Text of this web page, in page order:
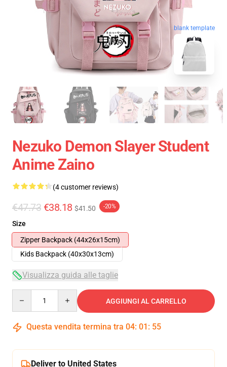
blank template
Nezuko Demon Slayer Student
Anime Zaino
(4 customer reviews)
€47.73 €38.18 $41.50 -20%
Size
Zipper Backpack (44x26x15cm)
Kids Backpack (40x30x13cm)
Visualizza guida alle taglie
AGGIUNGI AL CARRELLO
Questa vendita termina tra 04: 01 : 54
Deliver to United States